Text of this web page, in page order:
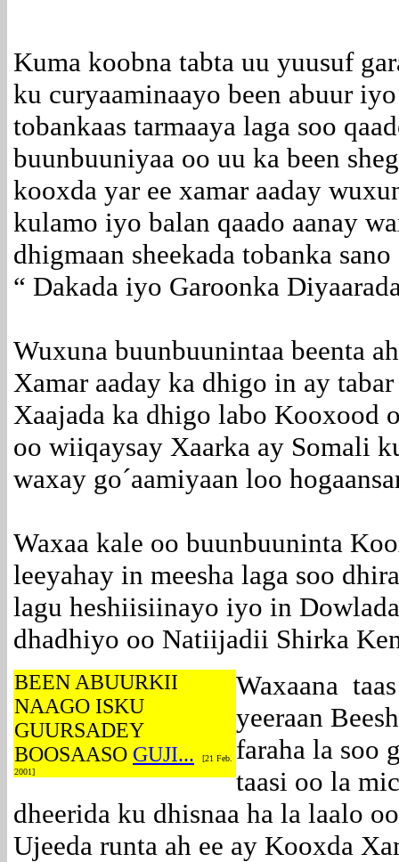
Kuma koobna tabta uu yuusuf
ku curyaaminaayo been abuur
tobankaas tarmaaya laga soo
buunbuuniyaa oo uu ka been
kooxda yar ee xamar aaday
kulamo iyo balan qaado aanay
dhigmaan sheekada tobanka sano
“ Dakada iyo Garoonka
Wuxuna buunbuunintaa beenta
Xamar aaday ka dhigo in ay
Xaajada ka dhigo labo Kooxood
oo wiiqaysay Xaarka ay Somali
waxay go´aamiyaan loo
Waxaa kale oo buunbuuninta
leeyahay in meesha laga soo
lagu heshiisiinayo iyo in
dhadhiyo oo Natiijadii Shirka
BEEN ABUURKII
NAAGO ISKU
GUURSADEY
BOOSAASO GUJI...
[21 Feb.
2001]
Waxaana
yeeraan
faraha la soo
taasi oo la
dheerida ku dhisnaa ha la laalo
Ujeeda runta ah ee ay Kooxda